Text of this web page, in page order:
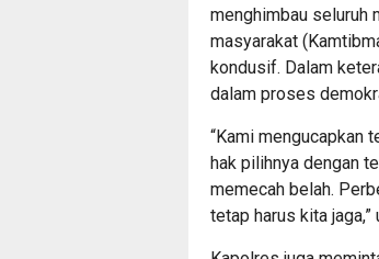
menghimbau seluruh
masyarakat
kondusif. Dalam
dalam proses
“Kami mengucapkan
hak pilihnya dengan
memecah belah.
tetap harus kita